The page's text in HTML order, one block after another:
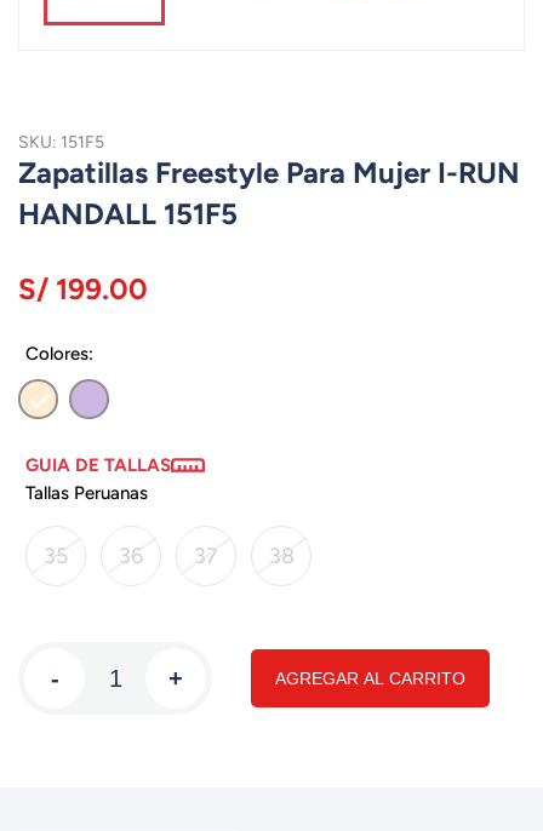
SKU: 151F5
Zapatillas Freestyle Para Mujer I-RUN
HANDALL 151F5
S/ 199.00
Colores:
GUIA DE TALLAS
Tallas Peruanas
35 36 37 38
- + AGREGAR AL CARRITO